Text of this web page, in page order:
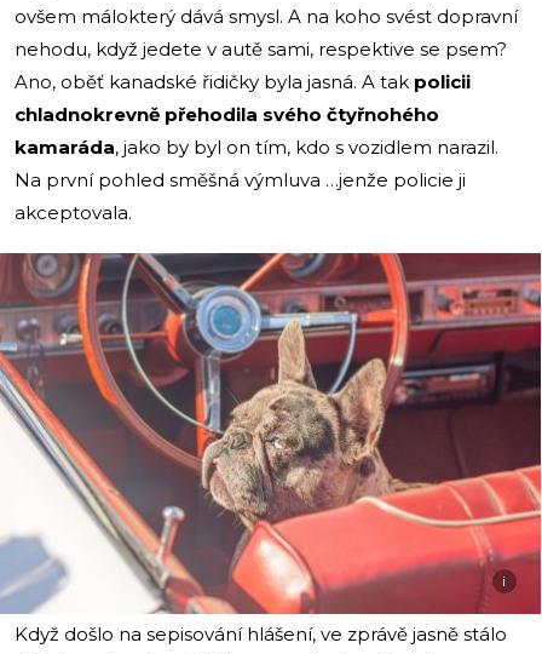
ovšem málokterý dává smysl. A na koho svést dopravní
nehodu, když jedete v autě sami, respektive se psem?
Ano, oběť kanadské řidičky byla jasná. A tak policii
chladnokrevně přehodila svého čtyřnohého
kamaráda, jako by byl on tím, kdo s vozidlem narazil.
Na první pohled směšná výmluva …jenže policie ji
akceptovala.
i
Když došlo na sepisování hlášení, ve zprávě jasně stálo